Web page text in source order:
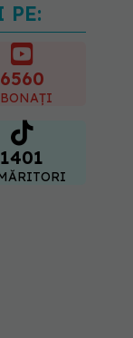
folosit de
care
un loc
PE:
6560
1401